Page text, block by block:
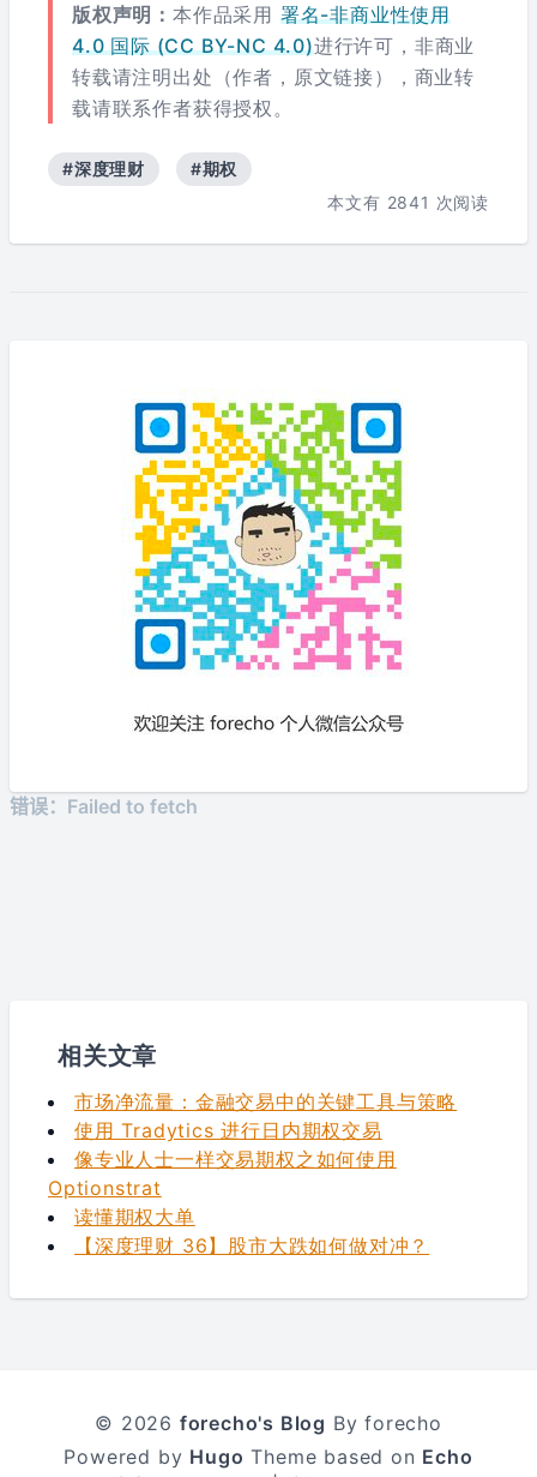
版权声明： 本作品采用 署名-非商业性使用
4.0 国际 (CC BY-NC 4.0)进行许可，非商业
转载请注明出处（作者，原文链接），商业转
载请联系作者获得授权。
#深度理财
#期权
本文有 2841 次阅读
相关文章
市场净流量：金融交易中的关键工具与策略
使用 Tradytics 进行日内期权交易
像专业人士一样交易期权之如何使用
Optionstrat
读懂期权大单
【深度理财 36】股市大跌如何做对冲？
© 2026 forecho's Blog By forecho
Powered by Hugo Theme based on Echo